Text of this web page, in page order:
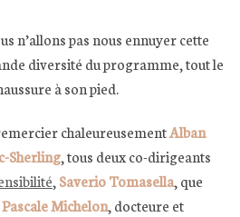
n’allons pas nous ennuyer cette
diversité du programme, tout le
à son pied.
chaleureusementAlban
Sherling, tous deux co-dirigeants
, Saverio Tomasella, que
Pascale Michelon, docteure et